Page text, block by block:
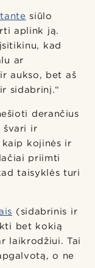
siūlo
aplink ją.
kad
ar
aukso, bet aš
sidabrinį.“
derančius
švari ir
kojinės ir
priimti
taisyklės turi
(sidabrinis ir
bet kokią
laikrodžiui. Tai
o ne